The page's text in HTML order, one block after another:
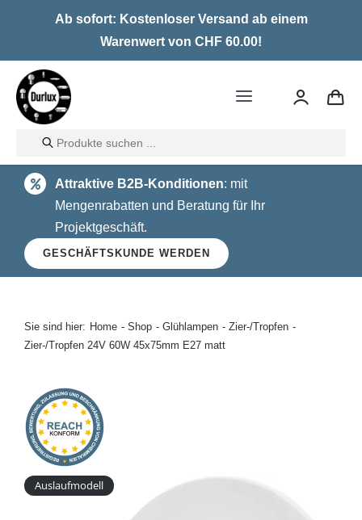
Ab sofort: Kostenloser Versand ab einem
Warenwert von CHF 60.00!
Toggle
Home
LED
Halogen
Glühlampen
Kontakt
Onlineshop
Products
search
Attraktive B2B-Konditionen: mit
Mengenrabatten und Beratung für Ihr
Projektgeschäft.
GESCHÄFTSKUNDE WERDEN
Sie sind hier: Home Shop Glühlampen
Zier-/Tropfen
Zier-/Tropfen 24V 60W 45x75mm E27 matt
Auslaufmodell